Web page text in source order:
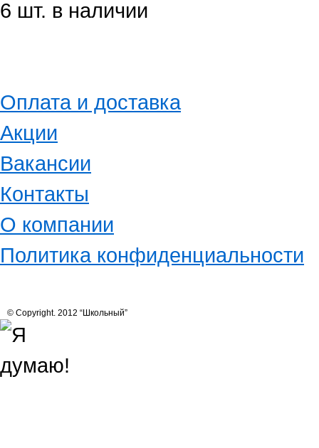
6 шт. в наличии
Оплата и доставка
Акции
Вакансии
Контакты
О компании
Политика конфиденциальности
© Copyright. 2012 “Школьный”